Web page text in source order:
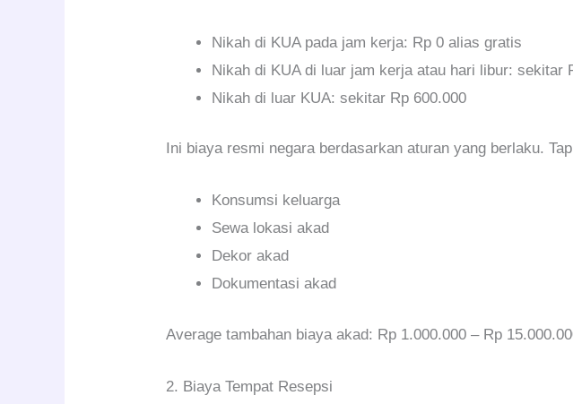
Nikah di KUA pada jam kerja: Rp 0 alias gratis
Nikah di KUA di luar jam kerja atau hari libur: sekitar
Nikah di luar KUA: sekitar Rp 600.000
Ini biaya resmi negara berdasarkan aturan yang berlaku.
Konsumsi keluarga
Sewa lokasi akad
Dekor akad
Dokumentasi akad
Average tambahan biaya akad: Rp 1.000.000 – Rp
2. Biaya Tempat Resepsi